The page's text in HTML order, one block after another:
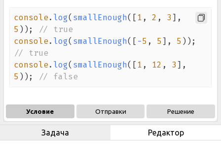
console. log( smallEnough( [1 , 2 , 3] ,
5 ) ) ;
// true
console. log( smallEnough( [ -5 , 5] , 5 ) ) ;
// true
console. log( smallEnough( [1 , 12 , 3] ,
5 ) ) ; // false
Условие Отправки Решение
Задача Редактор